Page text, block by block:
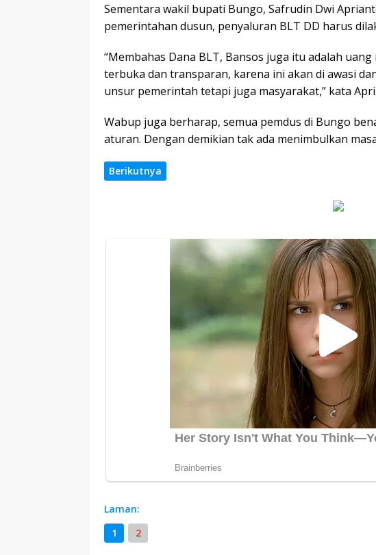
Sementara wakil bupati Bungo, Safrudin Dwi
pemerintahan dusun, penyaluran BLT DD harus
“Membahas Dana BLT, Bansos juga itu adalah
terbuka dan transparan, karena ini akan di awasi
unsur pemerintah tetapi juga masyarakat,” kata Apri.
Wabup juga berharap, semua pemdus di Bungo
aturan. Dengan demikian tak ada menimbulkan
Berikutnya
Laman:
1
2